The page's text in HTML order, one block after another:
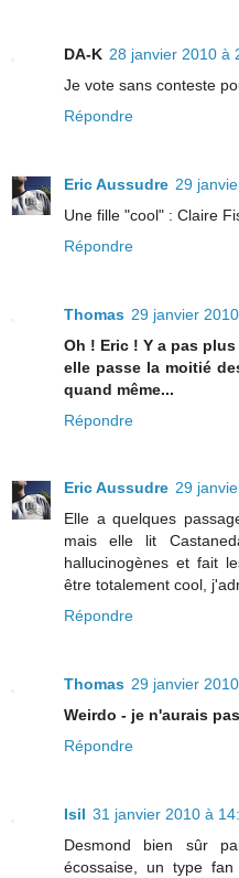
DA-K 28 janvier 2010 à
Je vote sans conteste
Répondre
Eric Aussudre 29
Une fille "cool" : Claire
Répondre
Thomas 29 janvier
Oh ! Eric ! Y a pas
elle passe la moitié
quand même...
Répondre
Eric Aussudre 29
Elle a quelques
mais elle lit
hallucinogènes et fait
être totalement cool,
Répondre
Thomas 29 janvier
Weirdo - je n'aurais
Répondre
Isil 31 janvier 2010 à
Desmond bien sûr
écossaise, un type